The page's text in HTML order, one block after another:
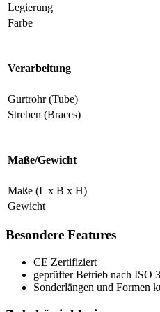
Legierung
Farbe
Verarbeitung
Gurtrohr (Tube)
Streben (Braces)
Maße/Gewicht
Maße (L x B x H)
Gewicht
Besondere Features
CE Zertifiziert
geprüfter Betrieb nach ISO
Sonderlängen und Formen